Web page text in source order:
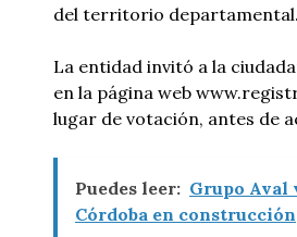
del territorio departamental.
La entidad invitó a la
en la página web
lugar de votación, antes de
Puedes leer: Grupo Aval
Córdoba en